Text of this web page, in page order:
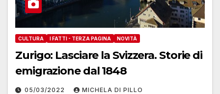
CULTURA I FATTI - TERZA PAGINA NOVITÀ
Zurigo: Lasciare la Svizzera. Storie di
emigrazione dal 1848
05/03/2022 MICHELA DI PILLO